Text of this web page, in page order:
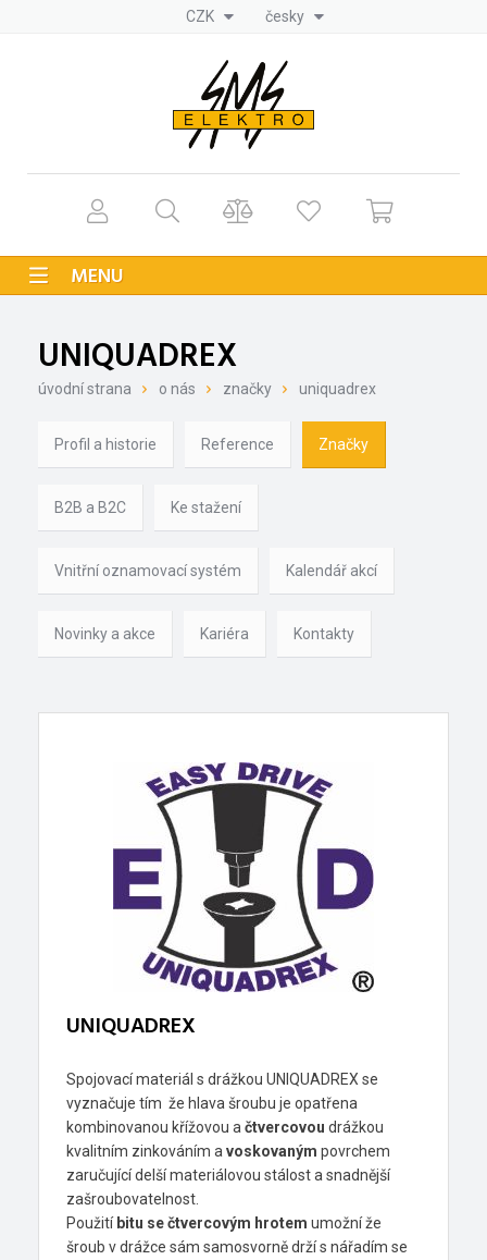
CZK česky
MENU
UNIQUADREX
úvodní strana o nás značky uniquadrex
Profil a historie Reference Značky
B2B a B2C Ke stažení
Vnitřní oznamovací systém Kalendář akcí
Novinky a akce Kariéra Kontakty
UNIQUADREX
Spojovací materiál s drážkou UNIQUADREX se
vyznačuje tím že hlava šroubu je opatřena
kombinovanou křížovou a čtvercovou drážkou
kvalitním zinkováním a voskovaným povrchem
zaručující delší materiálovou stálost a snadnější
zašroubovatelnost.
Použití bitu se čtvercovým hrotem umožní že
šroub v drážce sám samosvorně drží s nářadím se